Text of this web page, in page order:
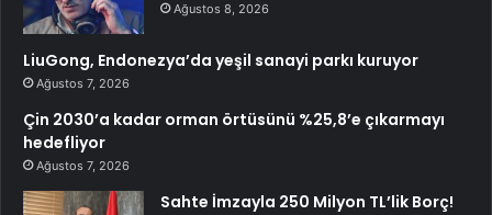
Ağustos 8, 2026
LiuGong, Endonezya’da yeşil sanayi parkı kuruyor
Ağustos 7, 2026
Çin 2030’a kadar orman örtüsünü %25,8’e çıkarmayı
hedefliyor
Ağustos 7, 2026
Sahte İmzayla 250 Milyon TL’lik Borç!